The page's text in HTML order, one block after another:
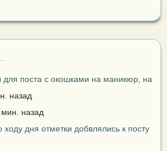
для поста с окошками на маникюр, на
назад
мин. назад
ходу дня отметки добвлялись к посту